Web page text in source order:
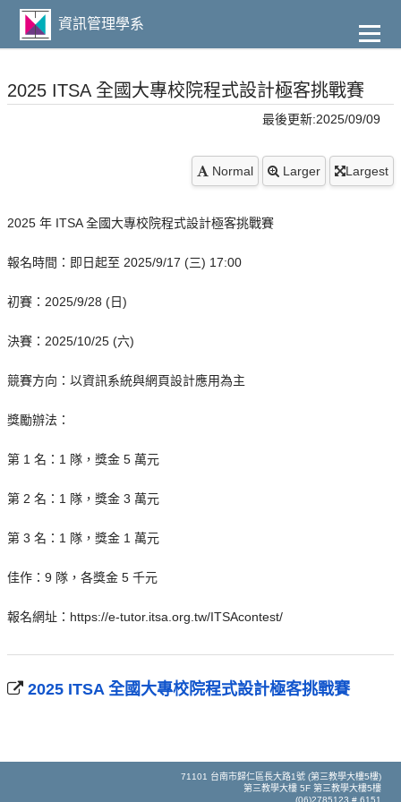
主
要
資訊管理學系
2025 ITSA 全國大專校院程式設計極客挑戰賽
最後更新:2025/09/09
Normal Larger Largest
2025 年 ITSA 全國大專校院程式設計極客挑戰賽
報名時間：即日起至 2025/9/17 (三) 17:00
初賽：2025/9/28 (日)
決賽：2025/10/25 (六)
競賽方向：以資訊系統與網頁設計應用為主
獎勵辦法：
第 1 名：1 隊，獎金 5 萬元
第 2 名：1 隊，獎金 3 萬元
第 3 名：1 隊，獎金 1 萬元
佳作：9 隊，各獎金 5 千元
報名網址：https://e-tutor.itsa.org.tw/ITSAcontest/
2025 ITSA 全國大專校院程式設計極客挑戰賽
71101 台南市歸仁區長大路1號 (第三教學大樓5樓)
第三教學大樓 5F 第三教學大樓5樓